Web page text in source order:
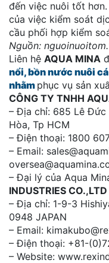
đến việc nuôi tốt
của việc kiểm soát
cầu phối hợp kiểm
Nguồn:
Liên hệ AQUA MINA
nổi, bồn nước nuôi
nhằm phục vụ sản
CÔNG TY TNHH
– Địa chỉ: 685 Lê Đức
Hòa, Tp HCM
– Điện thoại: 1800
– Email:
– Đại lý của Aqua
INDUSTRIES CO.,LTD
– Địa chỉ: 1-9-3
0948 JAPAN
– Email:
– Điện thoại: +81-
– Website: